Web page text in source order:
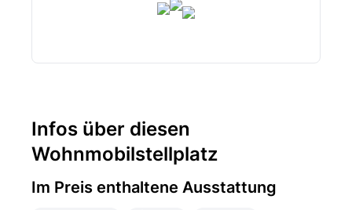
Infos über diesen
Wohnmobilstellplatz
Im Preis enthaltene Ausstattung